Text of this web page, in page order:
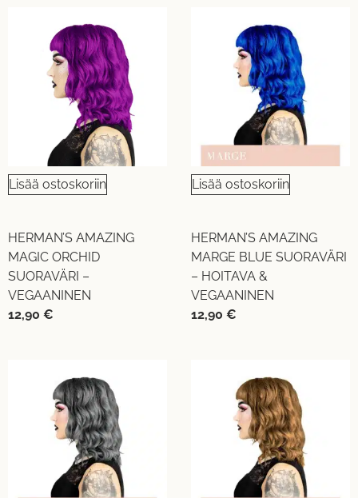
Lisää ostoskoriin
HERMAN’S AMAZING
MAGIC ORCHID
SUORAVÄRI –
VEGAANINEN
12,90 €
Lisää ostoskoriin
HERMAN’S AMAZING
MARGE BLUE SUORAVÄRI
– HOITAVA &
VEGAANINEN
12,90 €